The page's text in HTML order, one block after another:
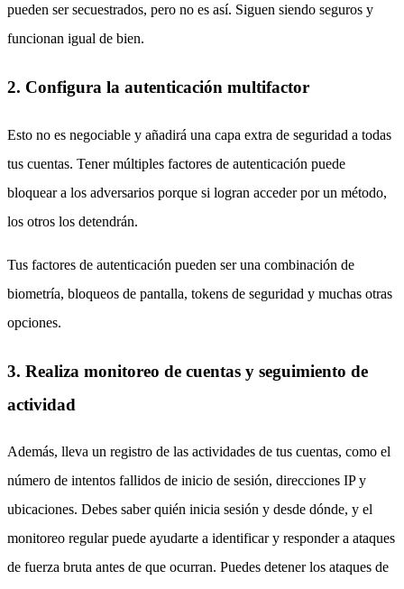
pueden ser secuestrados, pero no es así. Siguen siendo seguros y
funcionan igual de bien.
2. Configura la autenticación multifactor
Esto no es negociable y añadirá una capa extra de seguridad a todas
tus cuentas. Tener múltiples factores de autenticación puede
bloquear a los adversarios porque si logran acceder por un método,
los otros los detendrán.
Tus factores de autenticación pueden ser una combinación de
biometría, bloqueos de pantalla, tokens de seguridad y muchas otras
opciones.
3. Realiza monitoreo de cuentas y seguimiento de
actividad
Además, lleva un registro de las actividades de tus cuentas, como el
número de intentos fallidos de inicio de sesión, direcciones IP y
ubicaciones. Debes saber quién inicia sesión y desde dónde, y el
monitoreo regular puede ayudarte a identificar y responder a ataques
de fuerza bruta antes de que ocurran. Puedes detener los ataques de